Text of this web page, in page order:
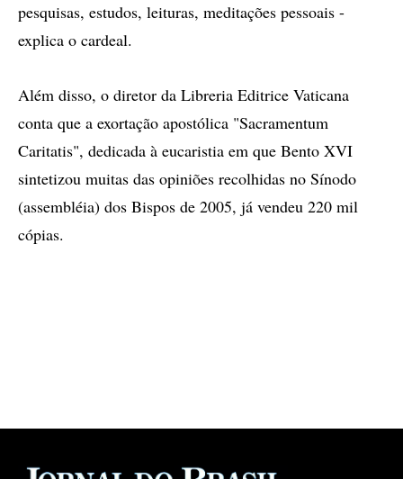
pesquisas, estudos, leituras, meditações pessoais -
explica o cardeal.
Além disso, o diretor da Libreria Editrice Vaticana
conta que a exortação apostólica "Sacramentum
Caritatis", dedicada à eucaristia em que Bento XVI
sintetizou muitas das opiniões recolhidas no Sínodo
(assembléia) dos Bispos de 2005, já vendeu 220 mil
cópias.